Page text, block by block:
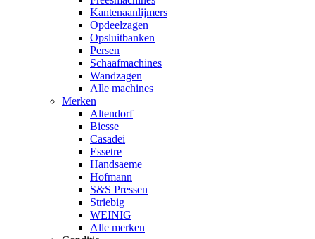
Kantenaanlijmers
Opdeelzagen
Opsluitbanken
Persen
Schaafmachines
Wandzagen
Alle machines
Merken
Altendorf
Biesse
Casadei
Essetre
Handsaeme
Hofmann
S&S Pressen
Striebig
WEINIG
Alle merken